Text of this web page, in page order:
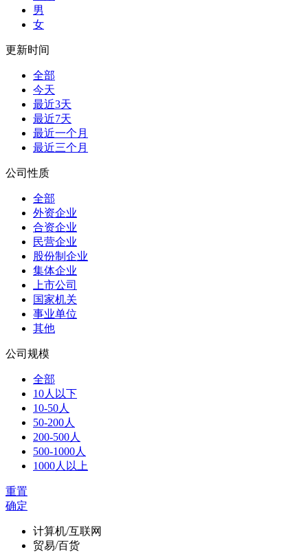
男
女
更新时间
全部
今天
最近3天
最近7天
最近一个月
最近三个月
公司性质
全部
外资企业
合资企业
民营企业
股份制企业
集体企业
上市公司
国家机关
事业单位
其他
公司规模
全部
10人以下
10-50人
50-200人
200-500人
500-1000人
1000人以上
重置
确定
计算机/互联网
贸易/百货